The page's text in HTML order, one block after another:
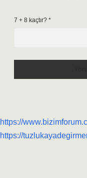
7 + 8 kaçtır? *
https://
https://